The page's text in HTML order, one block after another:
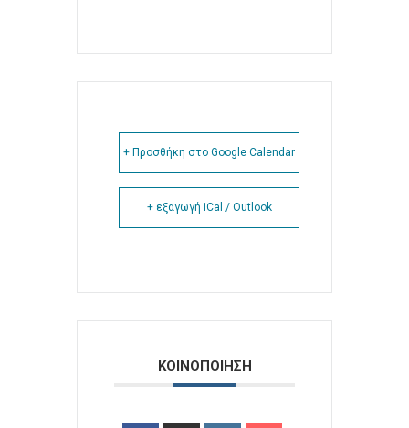
+ Προσθήκη στο Google Calendar
+ εξαγωγή iCal / Outlook
ΚΟΙΝΟΠΟΙΗΣΗ